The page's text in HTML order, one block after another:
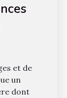
sur
et de
un
dont